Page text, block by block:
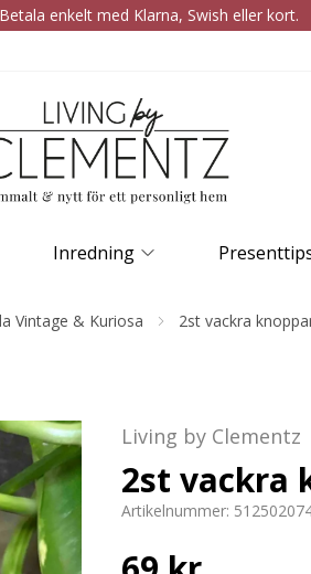
enkelt med Klarna, Swish eller kort.
Inredning
Vintage & Kuriosa 2st vackra
Living by Clementz
2st vackra
Artikelnummer: